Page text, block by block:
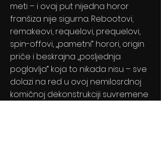
meti – i ovaj put nijedna horor
franšiza nije sigurna. Rebootovi,
remakeovi, requelovi, prequelovi,
spin-offovi, „pametni“ horori, origin
priče i beskrajna „posljednja
poglavlja“ koja to nikada nisu – sve
dolazi na red u ovoj nemilosrdnoj
komičnoj dekonstrukciji suvremene